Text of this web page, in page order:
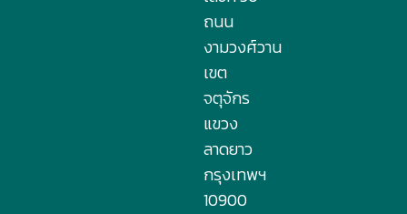
ถนน
งามวงศ์วาน
เขต
จตุจักร
แขวง
ลาดยาว
กรุงเทพฯ
10900